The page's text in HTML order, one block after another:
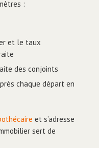
:
et le taux
des conjoints
chaque départ en
et s’adresse
sert de